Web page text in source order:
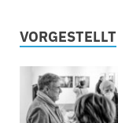
VORGESTELLT